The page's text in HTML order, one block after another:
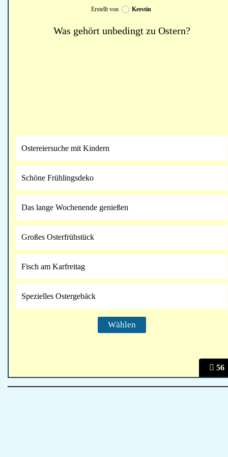
56
Erstellt von Kerstin
Was gehört unbedingt zu Ostern?
Ostereiersuche mit Kindern
Schöne Frühlingsdeko
Das lange Wochenende genießen
Großes Osterfrühstück
Fisch am Karfreitag
Spezielles Ostergebäck